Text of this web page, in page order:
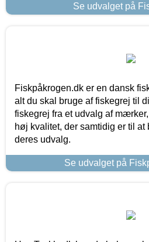
Se udvalget på
Fiskpåkrogen.dk er en dansk
alt du skal bruge af fiskegrej til
fiskegrej fra et udvalg af
høj kvalitet, der samtidig er til at
deres udvalg.
Se udvalget på